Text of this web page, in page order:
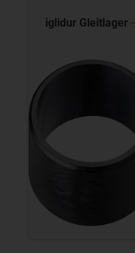
iglidur Gleitlager